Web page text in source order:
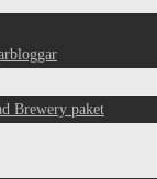
Brewery paket